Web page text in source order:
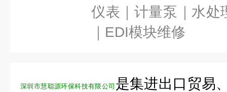
仪表｜计量泵｜水处
｜EDI模块维修
深圳市慧聪源环保科技有限公司 是集进出口贸易